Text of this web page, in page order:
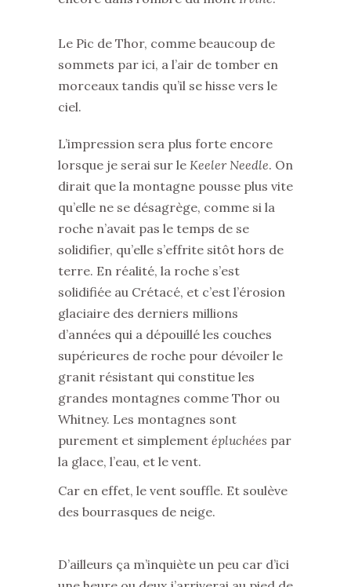
Le Pic de Thor, comme beaucoup de
sommets par ici, a l’air de tomber en
morceaux tandis qu’il se hisse vers le
ciel.
L’impression sera plus forte encore
lorsque je serai sur le Keeler Needle. On
dirait que la montagne pousse plus vite
qu’elle ne se désagrège, comme si la
roche n’avait pas le temps de se
solidifier, qu’elle s’effrite sitôt hors de
terre. En réalité, la roche s’est
solidifiée au Crétacé, et c’est l’érosion
glaciaire des derniers millions
d’années qui a dépouillé les couches
supérieures de roche pour dévoiler le
granit résistant qui constitue les
grandes montagnes comme Thor ou
Whitney. Les montagnes sont
purement et simplement épluchées par
la glace, l’eau, et le vent.
Car en effet, le vent souffle. Et soulève
des bourrasques de neige.
D’ailleurs ça m’inquiète un peu car d’ici